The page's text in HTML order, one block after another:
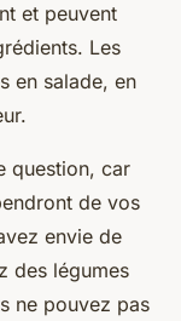
et peuvent
Les
en salade, en
question, car
de vos
envie de
des légumes
ne pouvez pas